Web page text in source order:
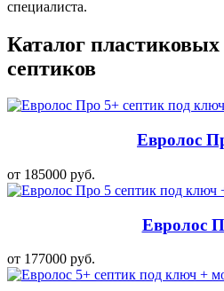
специалиста.
Каталог
септиков
Евролос
от 185000 руб.
Евролос
от 177000 руб.